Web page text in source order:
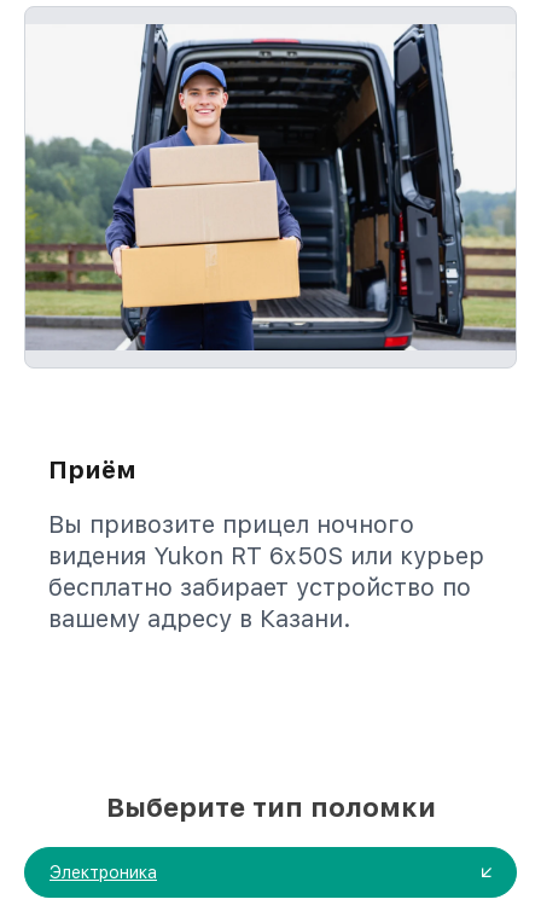
Приём
Вы привозите прицел ночного
видения Yukon RT 6x50S или курьер
бесплатно забирает устройство по
вашему адресу в Казани.
Выберите тип поломки
Электроника